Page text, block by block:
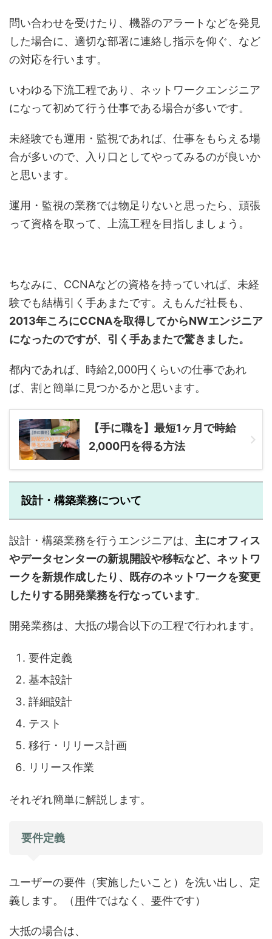
問い合わせを受けたり、機器のアラートなどを発見
した場合に、適切な部署に連絡し指示を仰ぐ、など
の対応を行います。
いわゆる下流工程であり、ネットワークエンジニア
になって初めて行う仕事である場合が多いです。
未経験でも運用・監視であれば、仕事をもらえる場
合が多いので、入り口としてやってみるのが良いか
と思います。
運用・監視の業務では物足りないと思ったら、頑張
って資格を取って、上流工程を目指しましょう。
ちなみに、CCNAなどの資格を持っていれば、未経
験でも結構引く手あまたです。えもんだ社長も、
2013年ころにCCNAを取得してからNWエンジニア
になったのですが、引く手あまたで驚きました。
都内であれば、時給2,000円くらいの仕事であれ
ば、割と簡単に見つかるかと思います。
【手に職を】最短1ヶ月で時給
2,000円を得る方法
設計・構築業務について
設計・構築業務を行うエンジニアは、 主にオフィス
やデータセンターの新規開設や移転など、ネットワ
ークを新規作成したり、既存のネットワークを変更
したりする開発業務を行なっています。
開発業務は、大抵の場合以下の工程で行われます。
要件定義
基本設計
詳細設計
テスト
移行・リリース計画
リリース作業
それぞれ簡単に解説します。
要件定義
ユーザーの要件（実施したいこと）を洗い出し、定
義します。（ 用件ではなく、 要件です）
大抵の場合は、